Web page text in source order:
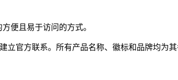
便且易于访问的方式。
立官方联系。所有产品名称、徽标和品牌均为其